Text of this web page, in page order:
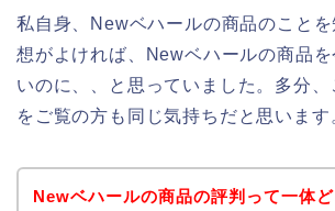
私自身、Newベハールの商品のこと
想がよければ、Newベハールの商品
いのに、、と思っていました。多分、
をご覧の方も同じ気持ちだと思います
Newベハールの商品の評判って一体